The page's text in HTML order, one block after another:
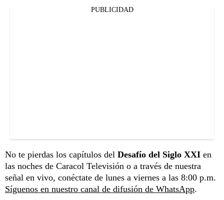
PUBLICIDAD
No te pierdas los capítulos del Desafío del Siglo XXI en
las noches de Caracol Televisión o a través de nuestra
señal en vivo, conéctate de lunes a viernes a las 8:00 p.m.
Síguenos en nuestro canal de difusión de WhatsApp.